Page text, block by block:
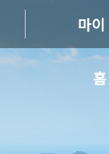
마이
홈